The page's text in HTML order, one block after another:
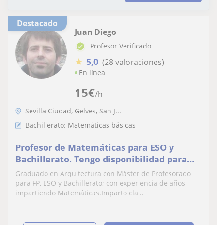
Destacado
15€/h
Juan Diego
Profesor Verificado
★ 5,0 (28 valoraciones)
En línea
Sevilla Ciudad, Gelves, San J...
Bachillerato: Matemáticas básicas
Profesor de Matemáticas para ESO y
Bachillerato. Tengo disponibilidad para
recuperaciones de Septiembre
Graduado en Arquitectura con Máster de Profesorado
para FP, ESO y Bachillerato; con experiencia de años
impartiendo Matemáticas.Imparto cla...